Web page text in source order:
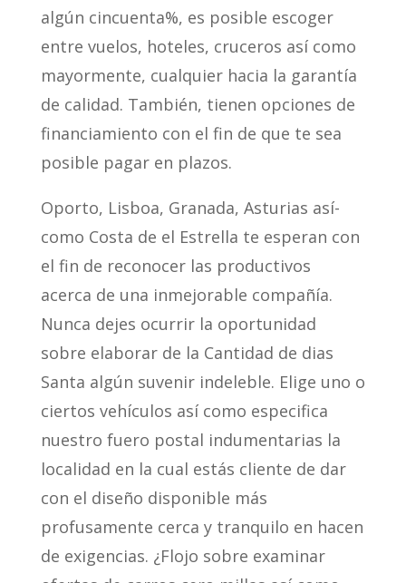
algún cincuenta%, es posible escoger
entre vuelos, hoteles, cruceros así­ como
mayormente, cualquier hacia la garantía
de calidad. También, tienen opciones de
financiamiento con el fin de que te sea
posible pagar en plazos.
Oporto, Lisboa, Granada, Asturias así­
como Costa de el Estrella te esperan con
el fin de reconocer las productivos
acerca de una inmejorable compañía.
Nunca dejes ocurrir la oportunidad
sobre elaborar de la Cantidad de dias
Santa algún suvenir indeleble. Elige uno o
ciertos vehículos así­ como especifica
nuestro fuero postal indumentarias la
localidad en la cual estás cliente de dar
con el diseño disponible más
profusamente cerca y tranquilo en hacen
de exigencias. ¿Flojo sobre examinar